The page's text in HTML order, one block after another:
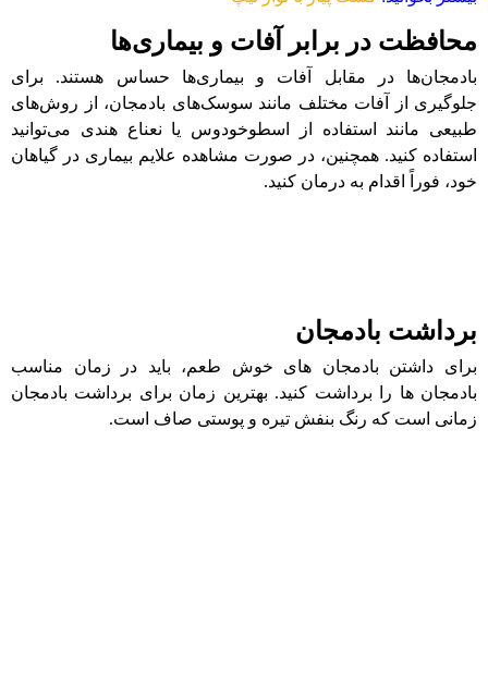
محافظت در برابر آفات و بیماری‌ها
بادمجان‌ها در مقابل آفات و بیماری‌ها حساس هستند. برای
جلوگیری از آفات مختلف مانند سوسک‌های بادمجان، از روش‌های
طبیعی مانند استفاده از اسطوخودوس یا نعناع هندی می‌توانید
استفاده کنید. همچنین، در صورت مشاهده علایم بیماری در گیاهان
خود، فوراً اقدام به درمان کنید.
برداشت بادمجان
برای داشتن بادمجان های خوش طعم، باید در زمان مناسب
بادمجان ها را برداشت کنید. بهترین زمان برای برداشت بادمجان
زمانی است که رنگ بنفش تیره و پوستی صاف است.